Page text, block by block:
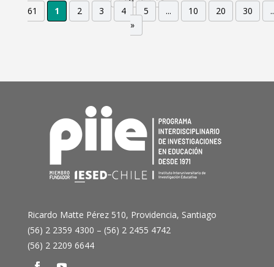
61
1 2 3 4 5 ... 10 20 30
»
Ricardo Matte Pérez 510, Providencia, Santiago
(56) 2 2359 4300 – (56) 2 2455 4742
(56) 2 2209 6644